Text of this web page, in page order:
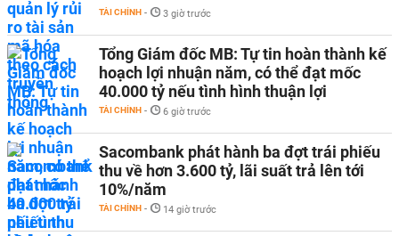
TÀI CHÍNH - 3 giờ trước
Tổng Giám đốc MB: Tự tin hoàn thành kế
hoạch lợi nhuận năm, có thể đạt mốc
40.000 tỷ nếu tình hình thuận lợi
TÀI CHÍNH - 6 giờ trước
Sacombank phát hành ba đợt trái phiếu
thu về hơn 3.600 tỷ, lãi suất trả lên tới
10%/năm
TÀI CHÍNH - 14 giờ trước